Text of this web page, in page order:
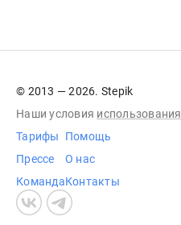
© 2013 — 2026. Stepik
Наши условия использования
Тарифы
Прессе
Команда
Помощь
О нас
Контакты